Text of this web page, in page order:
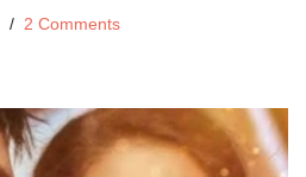
2 Comments